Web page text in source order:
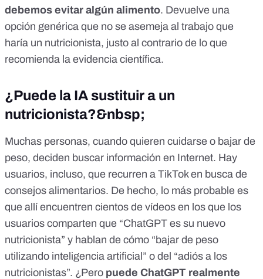
debemos evitar algún alimento. Devuelve una
opción genérica que no se asemeja al trabajo que
haría un nutricionista, justo al contrario de lo que
recomienda la evidencia científica.
¿Puede la IA sustituir a un
nutricionista?&nbsp;
Muchas personas, cuando quieren cuidarse o bajar de
peso, deciden buscar información en Internet. Hay
usuarios, incluso, que recurren a TikToken busca de
consejos alimentarios. De hecho, lo más probable es
que allí encuentren cientos de vídeos en los que los
usuarios comparten que “ChatGPT es su nuevo
nutricionista” y hablan de cómo “bajar de peso
utilizando inteligencia artificial” o del “adiós a los
nutricionistas”. ¿Pero puede ChatGPT realmente